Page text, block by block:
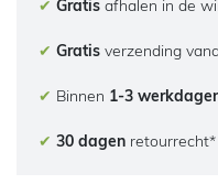
✔ Gratis afhalen in de
✔ Gratis verzending
✔ Binnen 1-3
✔ 30 dagen retourrecht*